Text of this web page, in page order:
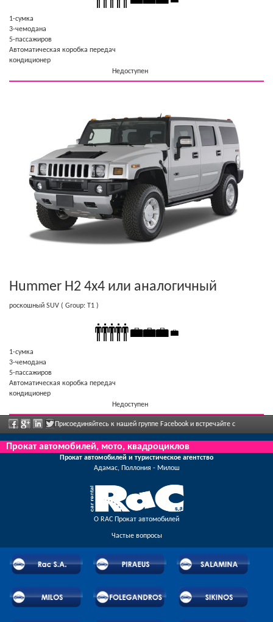
1-cумка
3-чемодана
5-пассажиров
Автоматическая коробка передач
кондиционер
Недоступен
Hummer H2 4x4 или аналогичный
роскошный SUV ( Group: T1 )
1-cумка
3-чемодана
5-пассажиров
Автоматическая коробка передач
кондиционер
Недоступен
Присоединяйтесь к нашей группе Facebook и встречайте с
сотрудниками, отправьте нам ваши отзывы, и воспользуйтесь грандиозными
скидками и предложениями, которые регулярно объявлены.
Прокат автомобилей, мото, квадроциклов
Прокат автомобилей и туристическое агентство
Адамас, Поллония - Милош
О RAC Прокат автомобилей
Частые вопросы